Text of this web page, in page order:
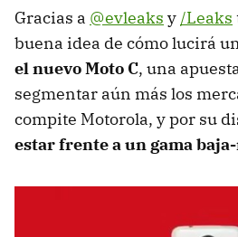
Gracias a @evleaks y /Leaks
buena idea de cómo lucirá
el nuevo Moto C, una
segmentar aún más los
compite Motorola, y por su
estar frente a un gama